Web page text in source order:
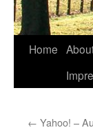
Skip
Home
← Yahoo! –